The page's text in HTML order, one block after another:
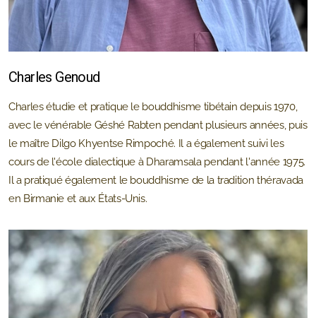
Charles Genoud
Charles étudie et pratique le bouddhisme tibétain depuis 1970,
avec le vénérable Géshé Rabten pendant plusieurs années, puis
le maître Dilgo Khyentse Rimpoché. Il a également suivi les
cours de l'école dialectique à Dharamsala pendant l'année 1975.
Il a pratiqué également le bouddhisme de la tradition théravada
en Birmanie et aux États-Unis.